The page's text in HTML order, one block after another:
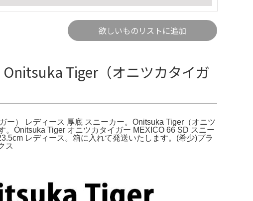
欲しいものリストに追加
Tiger（オニツカタイガ
） レディース 厚底 スニーカー。Onitsuka Tiger（オニツ
Onitsuka Tiger オニツカタイガー MEXICO 66 SD スニー
レディース。箱に入れて発送いたします。(希少)プラ
ス